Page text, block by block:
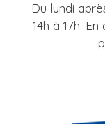
Du lundi
14h à 17h.